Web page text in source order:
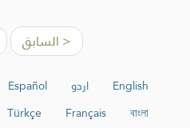
< السابق
English اردو Español
বাংলা
Français
Türkçe